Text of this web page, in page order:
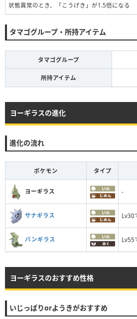
状態異常のとき、「こうげき」が1.5倍になる
タマゴグループ・所持アイテム
タマゴグループ
所持アイテム
ヨーギラスの進化
進化の流れ
ポケモン タイプ
ヨーギラス -
サナギラス Lv30
バンギラス Lv55
ヨーギラスのおすすめ性格
いじっぱりorようきがおすすめ